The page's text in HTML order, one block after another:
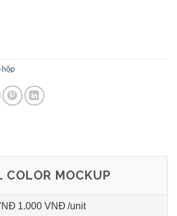
hộp
COLOR MOCKUP
1.000 VNĐ /unit